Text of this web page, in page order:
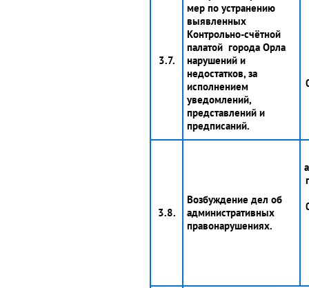
3.7.
мер по устранению
выявленных
Контрольно-счётной
палатой города Орла
нарушений и
недостатков, за
исполнением
уведомлений,
представлений и
предписаний.
3.8.
Возбуждение дел об
административных
правонарушениях.